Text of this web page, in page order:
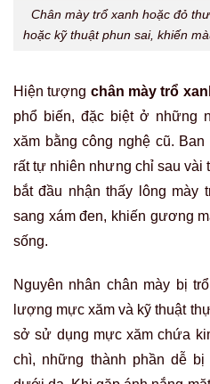
Chân mày trổ xanh hoặc đỏ
hoặc kỹ thuật phun sai, khiến
Hiện tượng chân mày trổ
phổ biến, đặc biệt ở những
xăm bằng công nghệ cũ.
rất tự nhiên nhưng chỉ sau vài
bắt đầu nhận thấy lông mày
sang xám đen, khiến gương
sống.
Nguyên nhân chân mày bị
lượng mực xăm và kỹ thuật
sở sử dụng mực xăm chứa
chì, những thành phần dễ